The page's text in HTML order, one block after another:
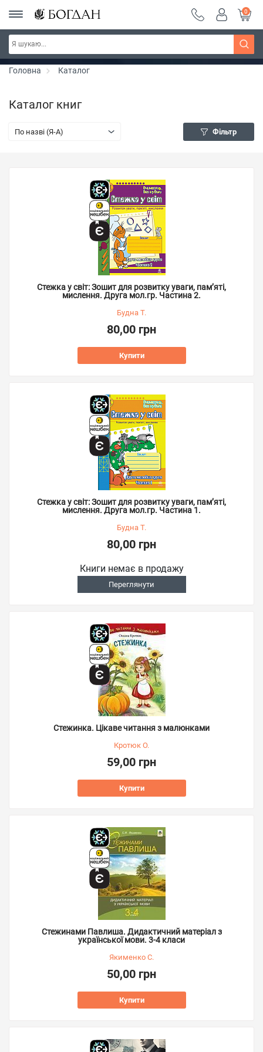
Серія "Вандербікери" ~ знижка 25%
0
Головна Каталог
Каталог книг
По назві (Я-А) Фільтр
Стежка у світ: Зошит для розвитку уваги, пам’яті,
мислення. Друга мол.гр. Частина 2.
Будна Т.
80,00 грн
Купити
Стежка у світ: Зошит для розвитку уваги, пам’яті,
мислення. Друга мол.гр. Частина 1.
Будна Т.
80,00 грн
Книги немає в продажу
Переглянути
Стежинка. Цікаве читання з малюнками
Кротюк О.
59,00 грн
Купити
Стежинами Павлиша. Дидактичний матеріал з
української мови. 3-4 класи
Якименко С.
50,00 грн
Купити